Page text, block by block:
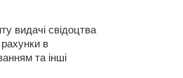
видачі свідоцтва
в
та інші